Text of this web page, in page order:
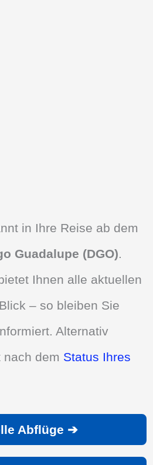
in Ihre Reise ab dem
Guadalupe (DGO)
Ihnen alle aktuellen
– so bleiben Sie
Alternativ
nach dem Status Ihres
Abflüge ➔